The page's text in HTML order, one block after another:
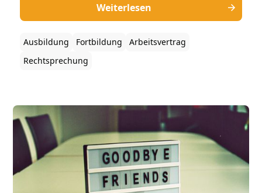
sonstigen Beendigung des Arbeitsverhältnisses
die Aus- und Fortbildungskosten zurückzahlen
muss. Doch nicht immer sind solche Klauseln
wirksam.
Weiterlesen
Ausbildung Fortbildung
Arbeitsvertrag
Rechtsprechung